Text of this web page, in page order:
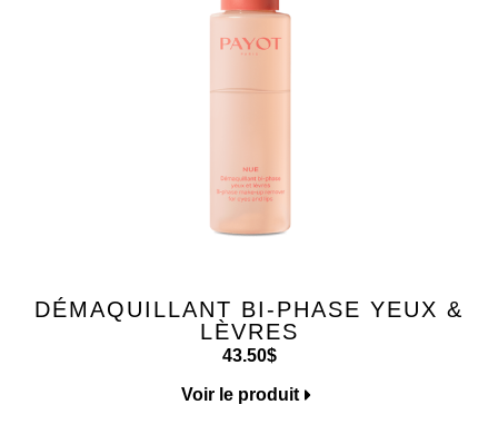
DÉMAQUILLANT BI-PHASE YEUX &
LÈVRES
43.50$
Voir le produit